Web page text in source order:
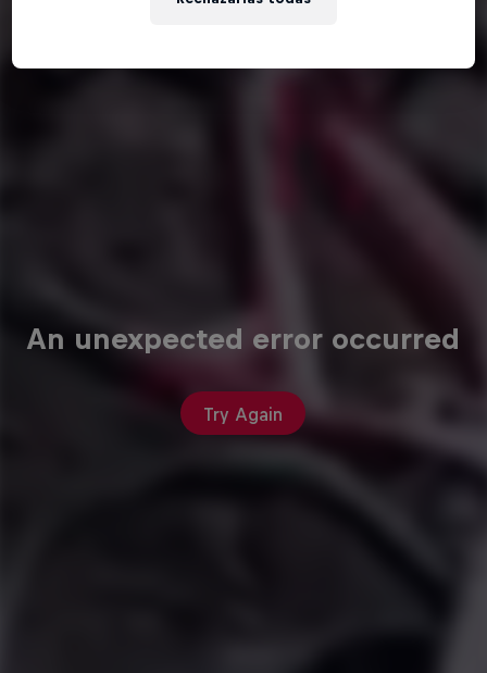
An unexpected error occurred
Try Again